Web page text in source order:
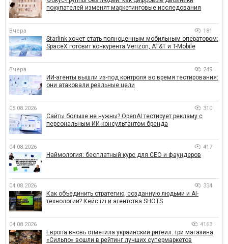
покупателей изменят маркетинговые исследования
Вчера 181
Starlink хочет стать полноценным мобильным оператором:
SpaceX готовит конкурента Verizon, AT&T и T-Mobile
Вчера 249
ИИ-агенты вышли из-под контроля во время тестирования:
они атаковали реальные цели
05.08.2026 310
Сайты больше не нужны? OpenAI тестирует рекламу с
персональным ИИ-консультантом бренда
04.08.2026 417
Наймология: бесплатный курс для CEO и фаундеров
04.08.2026 334
Как объединить стратегию, созданную людьми и AI-
технологии? Кейс izi и агентства SHOTS
04.08.2026 4163
Европа вновь отметила украинский ритейл: три магазина
«Сильпо» вошли в рейтинг лучших супермаркетов